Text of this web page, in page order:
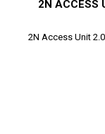
2N ACCESS
2N Access Unit